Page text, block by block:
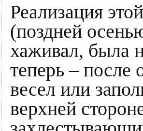
Реализация
(поздней
хаживал, была
теперь – после
весел или
верхней